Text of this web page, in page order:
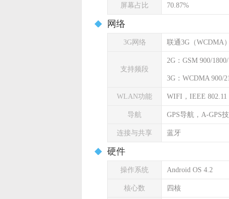
屏幕占比 70.87%
网络
3G网络 联通3G（WCDMA
支持频段
2G：GSM 900/
3G：WCDMA 900/
WLAN功能 WIFI，IEEE 802.11
导航 GPS导航，A-GPS
连接与共享 蓝牙
硬件
操作系统 Android OS 4.2
核心数 四核